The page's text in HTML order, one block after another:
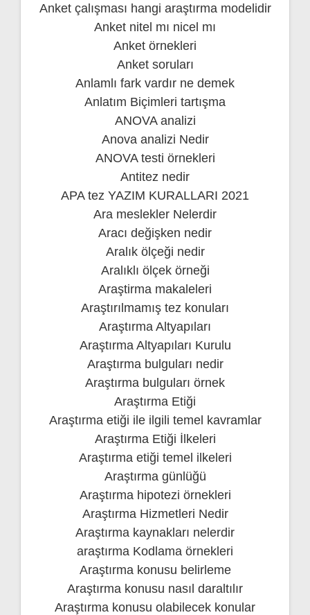
Anket çalışması hangi araştırma modelidir
Anket nitel mı nicel mı
Anket örnekleri
Anket soruları
Anlamlı fark vardır ne demek
Anlatım Biçimleri tartışma
ANOVA analizi
Anova analizi Nedir
ANOVA testi örnekleri
Antitez nedir
APA tez YAZIM KURALLARI 2021
Ara meslekler Nelerdir
Aracı değişken nedir
Aralık ölçeği nedir
Aralıklı ölçek örneği
Araştirma makaleleri
Araştırılmamış tez konuları
Araştırma Altyapıları
Araştırma Altyapıları Kurulu
Araştırma bulguları nedir
Araştırma bulguları örnek
Araştırma Etiği
Araştırma etiği ile ilgili temel kavramlar
Araştırma Etiği İlkeleri
Araştırma etiği temel ilkeleri
Araştırma günlüğü
Araştırma hipotezi örnekleri
Araştırma Hizmetleri Nedir
Araştırma kaynakları nelerdir
araştırma Kodlama örnekleri
Araştırma konusu belirleme
Araştırma konusu nasıl daraltılır
Araştırma konusu olabilecek konular